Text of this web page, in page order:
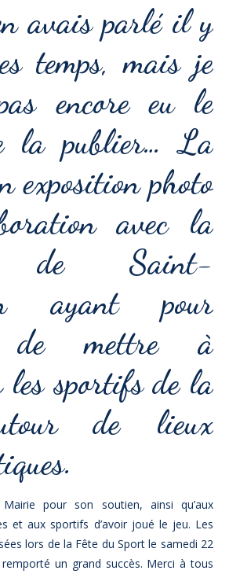
avais parlé il y
temps, mais je
encore eu le
la publier… La
exposition photo
avec la
de Saint-
ayant pour
de mettre à
les sportifs de la
de lieux
Mairie pour son soutien, ainsi qu’aux
et aux sportifs d’avoir joué le jeu. Les
lors de la Fête du Sport le samedi 22
remporté un grand succès. Merci à tous